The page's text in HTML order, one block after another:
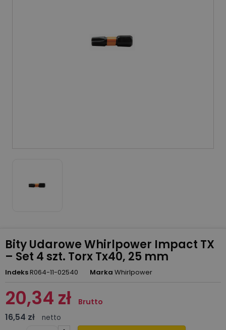
Bity Udarowe Whirlpower Impact TX
– Set 4 szt. Torx Tx40, 25 mm
IndeksR064-11-02540 Marka Whirlpower
20,34 zł Brutto
16,54 zł
netto